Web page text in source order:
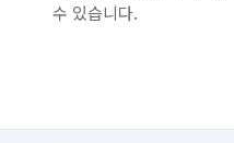
수 있습니다.